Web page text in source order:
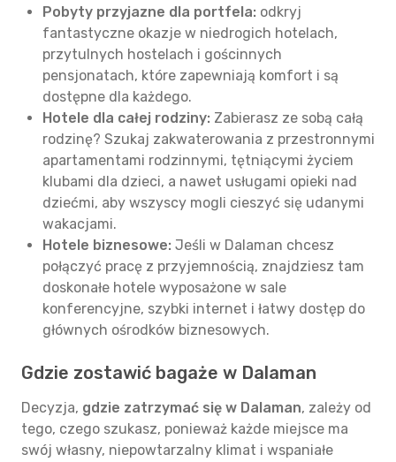
Pobyty przyjazne dla portfela: odkryj
fantastyczne okazje w niedrogich hotelach,
przytulnych hostelach i gościnnych
pensjonatach, które zapewniają komfort i są
dostępne dla każdego.
Hotele dla całej rodziny: Zabierasz ze sobą całą
rodzinę? Szukaj zakwaterowania z przestronnymi
apartamentami rodzinnymi, tętniącymi życiem
klubami dla dzieci, a nawet usługami opieki nad
dziećmi, aby wszyscy mogli cieszyć się udanymi
wakacjami.
Hotele biznesowe: Jeśli w Dalaman chcesz
połączyć pracę z przyjemnością, znajdziesz tam
doskonałe hotele wyposażone w sale
konferencyjne, szybki internet i łatwy dostęp do
głównych ośrodków biznesowych.
Gdzie zostawić bagaże w Dalaman
Decyzja, gdzie zatrzymać się w Dalaman, zależy od
tego, czego szukasz, ponieważ każde miejsce ma
swój własny, niepowtarzalny klimat i wspaniałe